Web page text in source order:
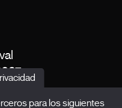
para los siguientes